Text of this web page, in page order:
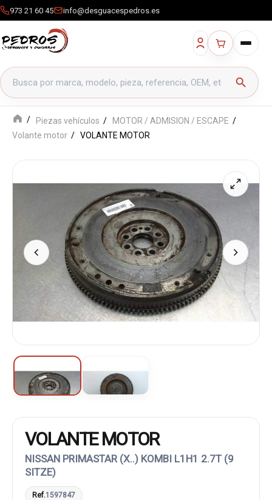
973 21 60 45 info@desguacespedros.es
Buscar productos
search
Piezas vehículos
MOTOR / ADMISION / ESCAPE
Volante motor
VOLANTE MOTOR
VOLANTE MOTOR
NISSAN PRIMASTAR (X..) KOMBI L1H1 2.7T (9
SITZE)
Ref.1597847